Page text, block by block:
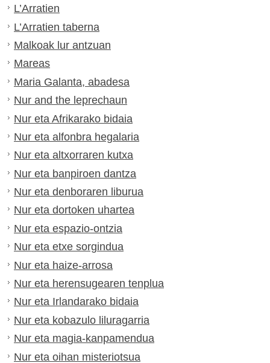
L’Arratien
L’Arratien taberna
Malkoak lur antzuan
Mareas
Maria Galanta, abadesa
Nur and the leprechaun
Nur eta Afrikarako bidaia
Nur eta alfonbra hegalaria
Nur eta altxorraren kutxa
Nur eta banpiroen dantza
Nur eta denboraren liburua
Nur eta dortoken uhartea
Nur eta espazio-ontzia
Nur eta etxe sorgindua
Nur eta haize-arrosa
Nur eta herensugearen tenplua
Nur eta Irlandarako bidaia
Nur eta kobazulo liluragarria
Nur eta magia-kanpamendua
Nur eta oihan misteriotsua